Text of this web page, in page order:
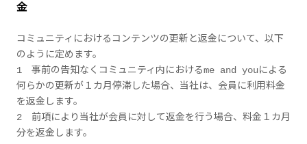
金
コミュニティにおけるコンテンツの更新と返金について、以下
のように定めます。
1 事前の告知なくコミュニティ内におけるme and youによる
何らかの更新が１カ月停滞した場合、当社は、会員に利用料金
を返金します。
2 前項により当社が会員に対して返金を行う場合、料金１カ月
分を返金します。